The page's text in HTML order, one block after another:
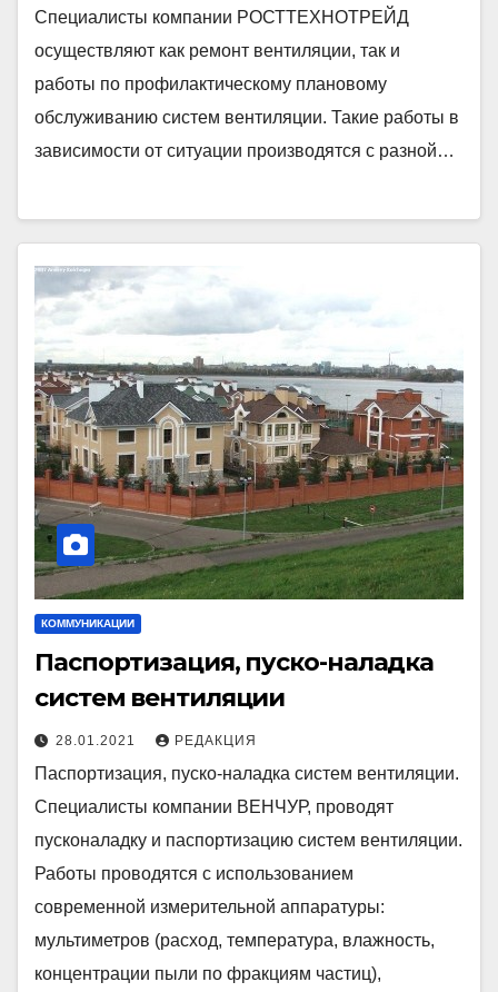
Специалисты компании РОСТТЕХНОТРЕЙД
осуществляют как ремонт вентиляции, так и
работы по профилактическому плановому
обслуживанию систем вентиляции. Такие работы в
зависимости от ситуации производятся с разной…
КОММУНИКАЦИИ
Паспортизация, пуско-наладка
систем вентиляции
28.01.2021 РЕДАКЦИЯ
Паспортизация, пуско-наладка систем вентиляции.
Специалисты компании ВЕНЧУР, проводят
пусконаладку и паспортизацию систем вентиляции.
Работы проводятся с использованием
современной измерительной аппаратуры:
мультиметров (расход, температура, влажность,
концентрации пыли по фракциям частиц),